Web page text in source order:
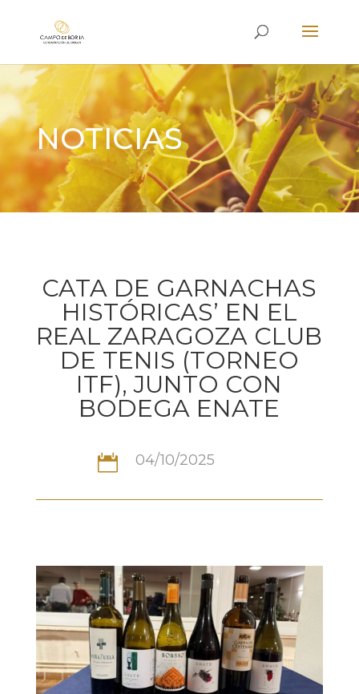
NOTICIAS
CATA DE GARNACHAS
HISTÓRICAS’ EN EL
REAL ZARAGOZA CLUB
DE TENIS (TORNEO
ITF), JUNTO CON
BODEGA ENATE
 04/10/2025